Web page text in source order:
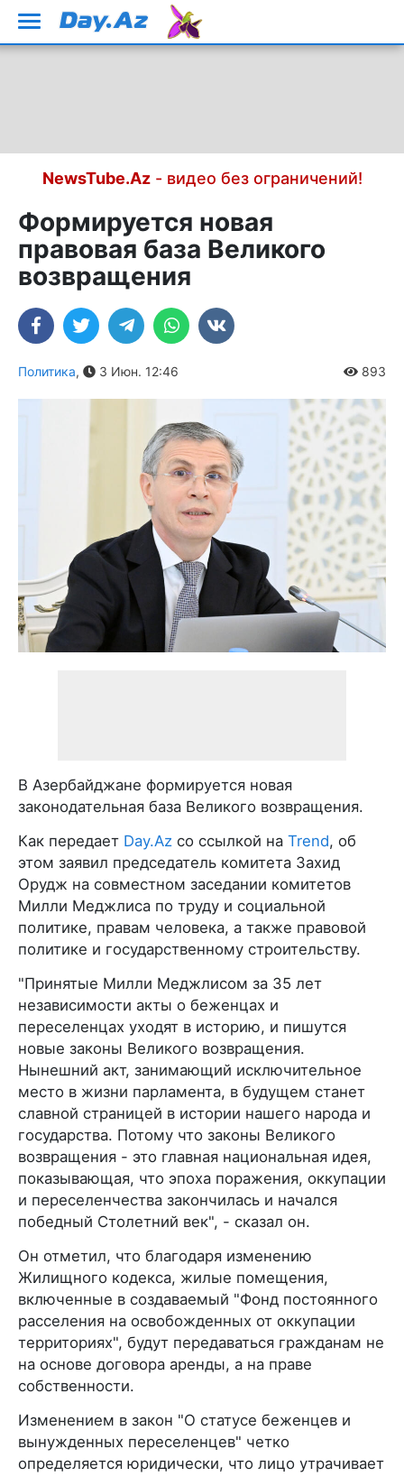
NewsTube.Az- видео без ограничений!
Формируется новая
правовая база Великого
возвращения
Политика, 3 Июн. 12:46 893
В Азербайджане формируется новая
законодательная база Великого возвращения.
Как передает Day.Az со ссылкой на Trend, об
этом заявил председатель комитета Захид
Орудж на совместном заседании комитетов
Милли Меджлиса по труду и социальной
политике, правам человека, а также правовой
политике и государственному строительству.
"Принятые Милли Меджлисом за 35 лет
независимости акты о беженцах и
переселенцах уходят в историю, и пишутся
новые законы Великого возвращения.
Нынешний акт, занимающий исключительное
место в жизни парламента, в будущем станет
славной страницей в истории нашего народа и
государства. Потому что законы Великого
возвращения - это главная национальная идея,
показывающая, что эпоха поражения, оккупации
и переселенчества закончилась и начался
победный Столетний век", - сказал он.
Он отметил, что благодаря изменению
Жилищного кодекса, жилые помещения,
включенные в создаваемый "Фонд постоянного
расселения на освобожденных от оккупации
территориях", будут передаваться гражданам не
на основе договора аренды, а на праве
собственности.
Изменением в закон "О статусе беженцев и
вынужденных переселенцев" четко
определяется юридически, что лицо утрачивает